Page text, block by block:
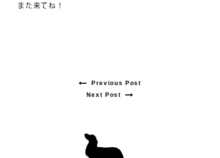
また来てね！
Previous Post
Next Post